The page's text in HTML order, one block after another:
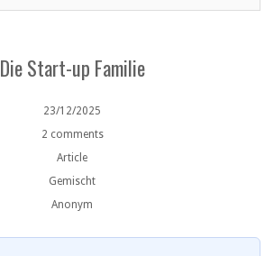
Die Start-up Familie
23/12/2025
2 comments
Article
Gemischt
Anonym